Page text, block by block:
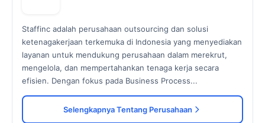
Staffinc adalah perusahaan outsourcing dan solusi
ketenagakerjaan terkemuka di Indonesia yang menyediakan
layanan untuk mendukung perusahaan dalam merekrut,
mengelola, dan mempertahankan tenaga kerja secara
efisien. Dengan fokus pada Business Process...
Selengkapnya Tentang Perusahaan